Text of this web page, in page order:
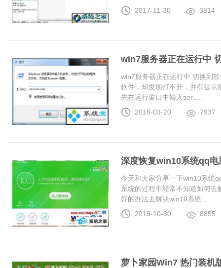
2017-11-30
3814
win7服务器正在运行中
win7服务器正在运行中 切换到
软件，却发现打不开，并有提
先在运行窗口中输入ser.....
2018-03-20
7937
深度恢复win10系统qq
今天和大家分享一下win10系统
系统的过程中经常不知道如何
好的办法去解决win10系统.....
2019-10-30
8855
萝卜家园Win7 热门装机